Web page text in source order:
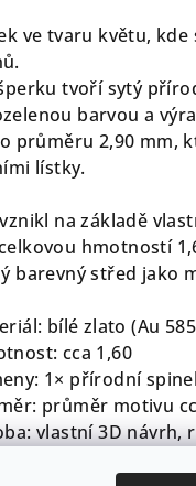
ve tvaru květu,
tvoří sytý
barvou a
průměru 2,90 mm,
lístky.
na základě
hmotností
barevný střed jako
bílé zlato (Au
cca 1,60
1× přírodní
průměr motivu
vlastní 3D návrh,
značky v